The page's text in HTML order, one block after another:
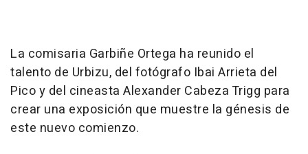
La comisaria Garbiñe Ortega ha reunido el
talento de Urbizu, del fotógrafo Ibai Arrieta del
Pico y del cineasta Alexander Cabeza Trigg para
crear una exposición que muestre la génesis de
este nuevo comienzo.